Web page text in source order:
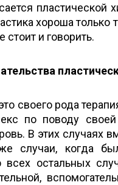
пластической
хороша только
стоит и говорить.
своего рода
по поводу
В этих случаях
случаи, когда
остальных